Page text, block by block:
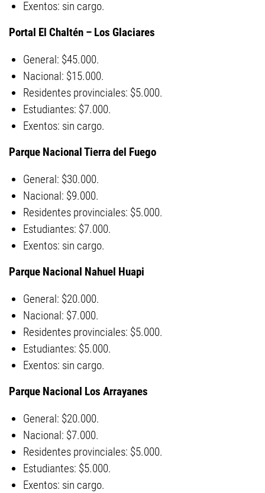
Exentos: sin cargo.
Portal El Chaltén – Los Glaciares
General: $45.000.
Nacional: $15.000.
Residentes provinciales: $5.000.
Estudiantes: $7.000.
Exentos: sin cargo.
Parque Nacional Tierra del Fuego
General: $30.000.
Nacional: $9.000.
Residentes provinciales: $5.000.
Estudiantes: $7.000.
Exentos: sin cargo.
Parque Nacional Nahuel Huapi
General: $20.000.
Nacional: $7.000.
Residentes provinciales: $5.000.
Estudiantes: $5.000.
Exentos: sin cargo.
Parque Nacional Los Arrayanes
General: $20.000.
Nacional: $7.000.
Residentes provinciales: $5.000.
Estudiantes: $5.000.
Exentos: sin cargo.